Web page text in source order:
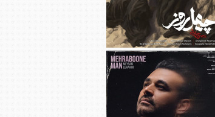
دانلود آهنگ جديد محسن چاوشی به نام
چهل روز